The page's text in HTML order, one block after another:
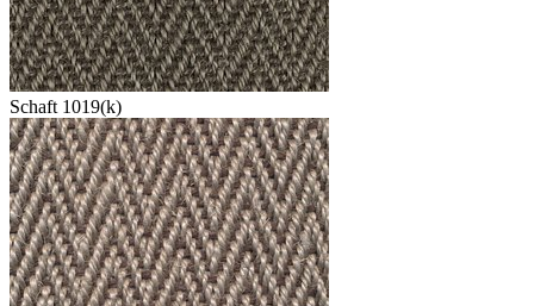
Schaft 1019(k)